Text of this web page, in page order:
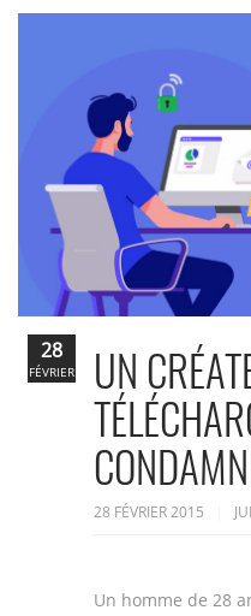
UN
28 FÉVRIER 2015
Un homme de 28
28
FÉVRIER